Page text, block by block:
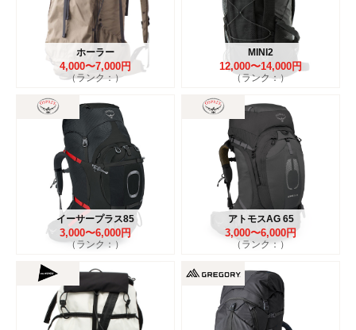
ホーラー
4,000〜7,000円
（ランク：）
MINI2
12,000〜14,000円
（ランク：）
イーサープラス85
3,000〜6,000円
（ランク：）
アトモスAG 65
3,000〜6,000円
（ランク：）